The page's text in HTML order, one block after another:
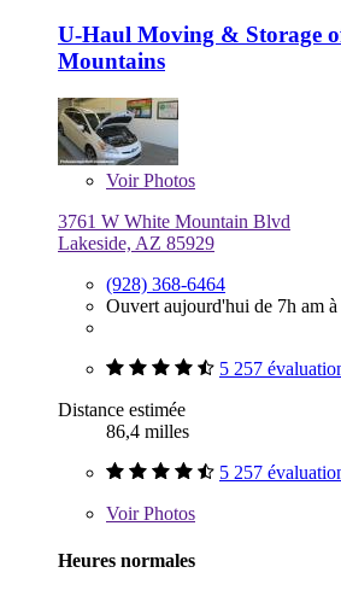
U-Haul Moving & Storage
Mountains
VoirPhotos
3761 W White Mountain Blvd
Lakeside, AZ 85929
(928) 368-6464
Ouvert aujourd'hui de 7h am
5 257
Distance estimée
86,4 milles
5 257
VoirPhotos
Heures normales